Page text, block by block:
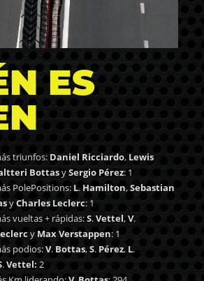
ES
triunfos:Daniel Ricciardo, Lewis
BottasySergio Pérez: 1
PolePositions: L.Hamilton,Sebastian
yCharles Leclerc: 1
vueltas + rápidas:S.Vettel,V.
y Max Verstappen: 1
podios:V. Bottas,S. Pérez, L.
.Vettel: 2